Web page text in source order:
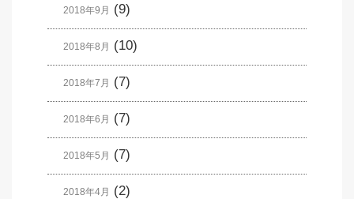
2018年9月 (9)
2018年8月 (10)
2018年7月 (7)
2018年6月 (7)
2018年5月 (7)
2018年4月 (2)